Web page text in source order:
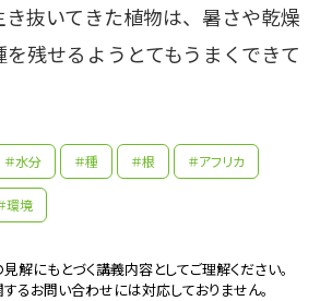
抜いてきた植物は、暑さや乾燥
残せるようとてもうまくできて
＃水分 ＃種 ＃根 ＃アフリカ
環境
にもとづく講義内容としてご理解ください。
るお問い合わせには対応しておりません。